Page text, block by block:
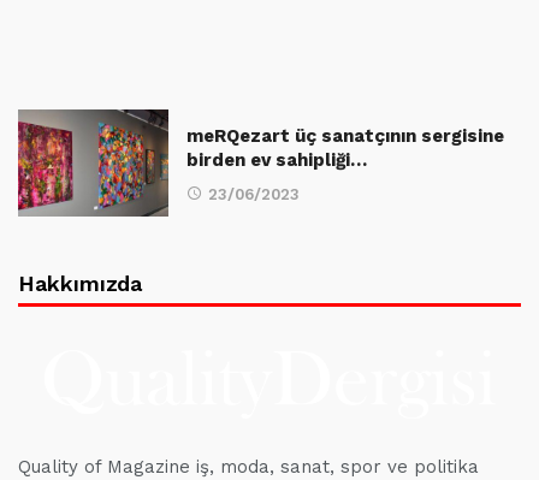
meRQezart üç sanatçının sergisine
birden ev sahipliği…
23/06/2023
Hakkımızda
Quality of Magazine iş, moda, sanat, spor ve politika